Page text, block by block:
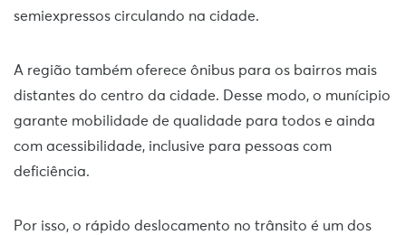
semiexpressos circulando na cidade.
A região também oferece ônibus para os bairros mais
distantes do centro da cidade. Desse modo, o munícipio
garante mobilidade de qualidade para todos e ainda
com acessibilidade, inclusive para pessoas com
deficiência.
Por isso, o rápido deslocamento no trânsito é um dos